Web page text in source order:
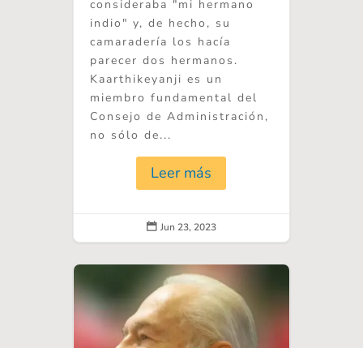
consideraba "mi hermano
indio" y, de hecho, su
camaradería los hacía
parecer dos hermanos.
Kaarthikeyanji es un
miembro fundamental del
Consejo de Administración,
no sólo de...
Leer más
 Jun 23, 2023